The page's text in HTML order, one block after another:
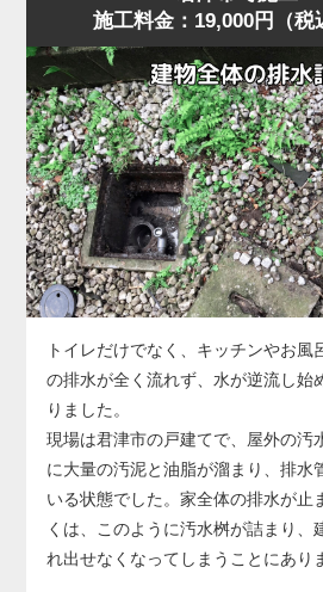
に排水される状態に回復しました。
作業後、お客様には「異物は見えな
ることが多い」「無理に押し流そう
る」ことをお伝えし、子どもが触れ
に置かないよう注意点もご案内しま
に水位が上がり、明らかに排水経路
子。
君津市の住宅でもよくありますが、
まり」は便器内部ではなく配管側に
く、ラバーカップや薬剤では根本的
今回の状況は、便器の手前では改善
器を一度取り外して配管へ直接アク
ました。
便器脱着後、排水管の奥を確認する
化した汚物が管内のカーブ部分で厚
大きく妨げている状態。
このままでは再発を繰り返すため、
イヤー式排管清掃機）を使用し、固
除去する作業を実施しました。
数回の施工で厚い固まりが崩れ、通
複数回の排水テストでも安定した流
なお、今回のような配管内部の詰ま
ラーでも貫通できないほど硬化した
り、その場合は配管の交換が必要に
施工料金：19,000円（税
トイレだけでなく、キッチンやお風
の排水が全く流れず、水が逆流し始
りました。
現場は君津市の戸建てで、屋外の汚
に大量の汚泥と油脂が溜まり、排水
いる状態でした。家全体の排水が止
くは、このように汚水桝が詰まり、
れ出せなくなってしまうことにあり